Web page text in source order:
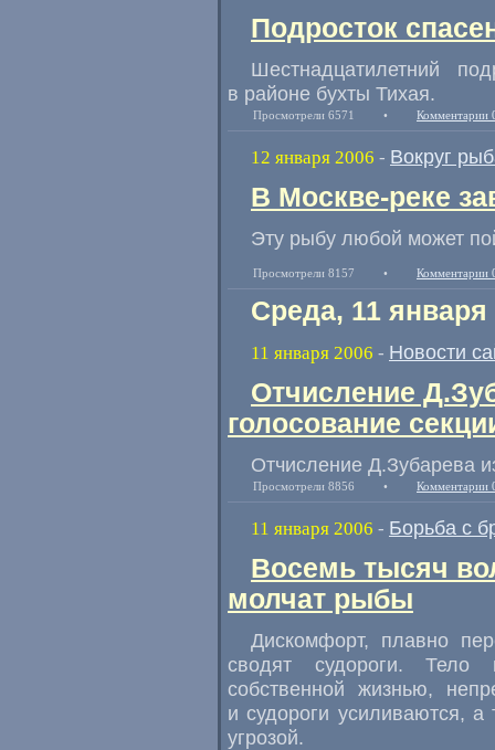
Подросток
Шестнадцатилетний
в районе бухты Тихая.
Просмотрели 6571 • Комментарии
12 января 2006 - Вокруг
В Москве-реке
Эту рыбу любой может
Просмотрели 8157 • Комментарии
Среда, 11 января
11 января 2006 - Новости
Отчисление
голосование
Отчисление Д.Зубарева
Просмотрели 8856 • Комментарии
11 января 2006 - Борьба с
Восемь тысяч
молчат рыбы
Дискомфорт, плавно
сводят судороги. Тело
собственной жизнью,
и судороги усиливаются,
угрозой.